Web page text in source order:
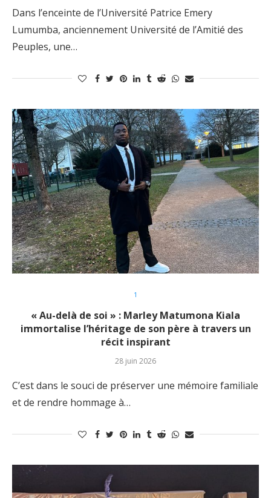
Dans l’enceinte de l’Université Patrice Emery
Lumumba, anciennement Université de l’Amitié des
Peuples, une…
1
« Au-delà de soi » : Marley Matumona Kiala
immortalise l’héritage de son père à travers un
récit inspirant
28 juin 2026
C’est dans le souci de préserver une mémoire familiale
et de rendre hommage à…